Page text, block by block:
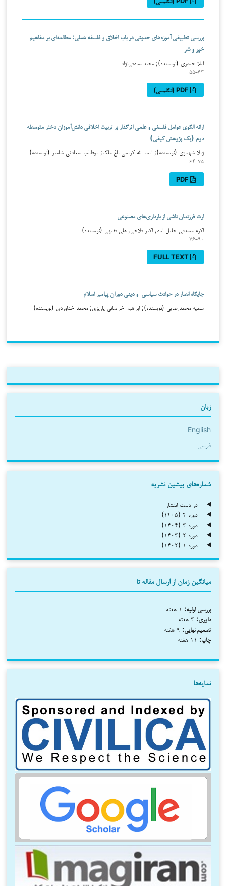
بررسی تطبیقی آموزه‌های حدیثی در باب اخلاق و فلسفه عملی: مطالعه‌ای بر مفاهیم
خیر و شر
لیلا حیدری (نویسنده); مجید صادقی‌نژاد
۵۵-۶۳
ارائه الگوی عوامل فلسفی و علمی اثرگذار بر تربیت اخلاقی دانش‌آموزان دختر متوسطه
دوم (یک پژوهش کیفی)
ژیلا شهبازی (نویسنده); آیت الله کریمی باغ ملک; ابوطالب سعادتی شامیر (نویسنده)
۶۴-۷۵
ارث فرزندان ناشی از بارداری‌های مصنوعی
اکرم مصدقی خلیل آباد, اکبر فلاحی, علی فقیهی (نویسنده)
۷۶-۹۰
FULL TEXT
جایگاه انصار در حوادث سیاسی و دینی دوران پیامبر اسلام
سمیه محمدرضایی (نویسنده); ابراهیم خراسانی پاریزی; محمد خداوردی (نویسنده)
زبان
English
فارسی
شماره‌های پیشین نشریه
در دست انتشار
دوره ۴ (۱۴۰۵)
دوره ۳ (۱۴۰۴)
دوره ۲ (۱۴۰۳)
دوره ۱ (۱۴۰۲)
میانگین زمان از ارسال مقاله تا
بررسی اولیه:
داوری:
تصمیم نهایی:
چاپ:
نمایه‌ها